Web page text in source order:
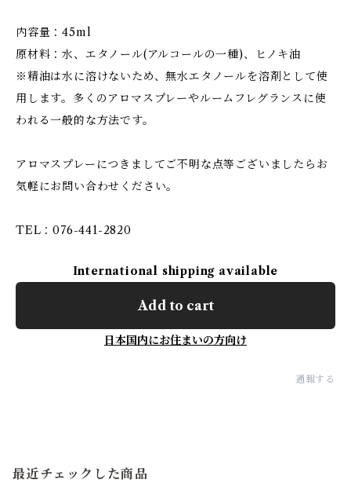
内容量：45ml
原材料：水、エタノール(アルコールの一種)、ヒノキ油
※精油は水に溶けないため、無水エタノールを溶剤として使
用します。多くのアロマスプレーやルームフレグランスに使
われる一般的な方法です。
アロマスプレーにつきましてご不明な点等ございましたらお
気軽にお問い合わせください。
TEL：076-441-2820
International shipping available
Add to cart
日本国内にお住まいの方向け
通報する
最近チェックした商品